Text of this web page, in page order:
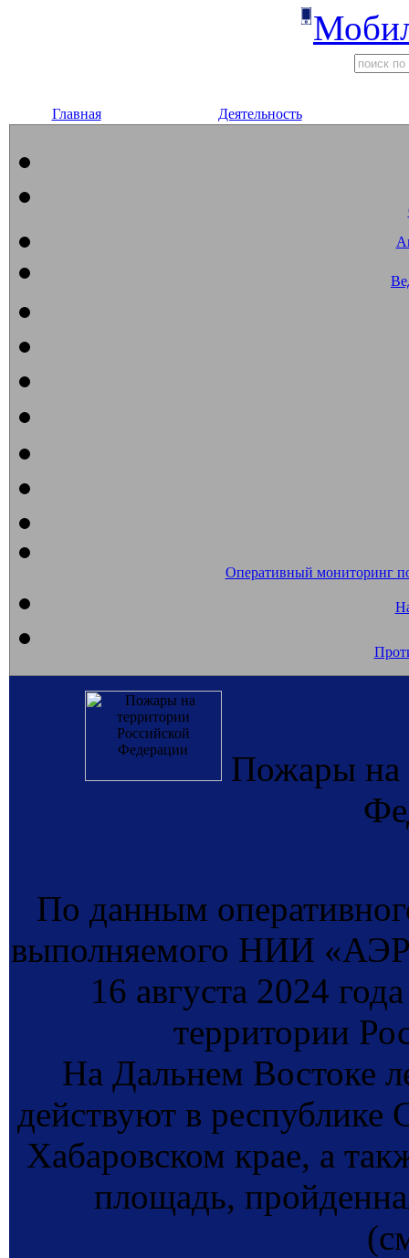
Главная Деятельность
Оперативный мониторинг
Пожары на
По данным
выполняемого НИИ
16 августа 2024
территории
На Дальнем Востоке
действуют в республике
Хабаровском крае, а
площадь,